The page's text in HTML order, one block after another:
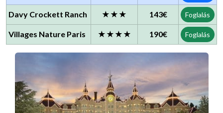
Davy Crockett Ranch ★★★ 143€ Foglalás
Villages Nature Paris ★★★★ 190€ Foglalás